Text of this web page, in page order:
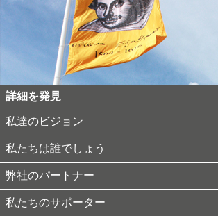
詳細を発見
私達のビジョン
私たちは誰でしょう
弊社のパートナー
私たちのサポーター